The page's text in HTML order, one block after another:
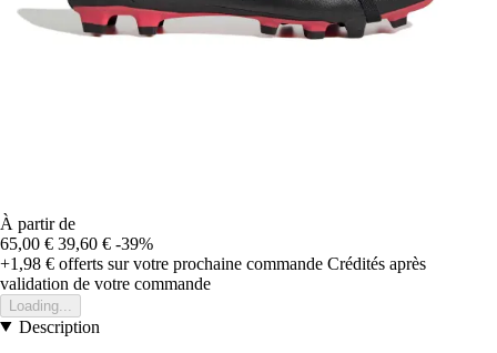
À partir de
65,00 € 39,60 € -39%
+1,98 € offerts sur votre prochaine commande Crédités après
validation de votre commande
Loading...
Description